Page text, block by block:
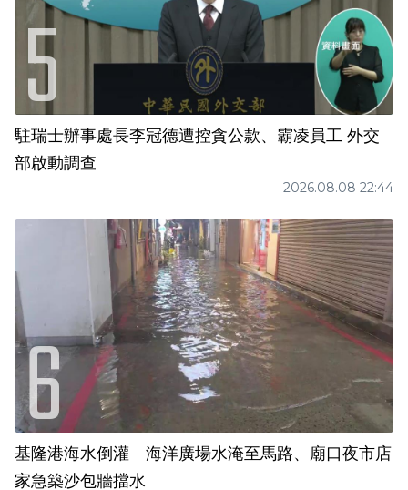
駐瑞士辦事處長李冠德遭控貪公款、霸凌員工 外交
部啟動調查
2026.08.08 22:44
基隆港海水倒灌 海洋廣場水淹至馬路、廟口夜市店
家急築沙包牆擋水